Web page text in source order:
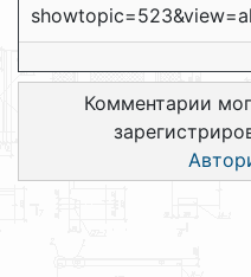
Комментарии